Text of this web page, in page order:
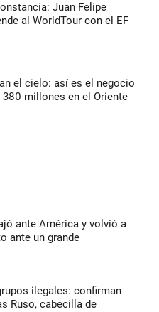
Juan Felipe
al WorldTour con el EF
el cielo: así es el negocio
380 millones en el Oriente
ante América y volvió a
ante un grande
ilegales: confirman
Ruso, cabecilla de